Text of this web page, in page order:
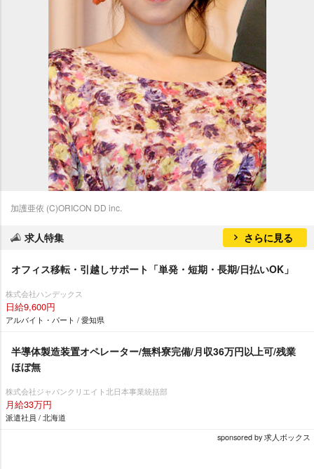
加護亜依 (C)ORICON DD inc.
求人特集 さらに見る
オフィス移転・引越しサポート「単発・短期・長期/日払いOK」
株式会社ハンデックス
日給9,600円
アルバイト・パート / 愛知県
半導体製造装置オペレーター/無料寮完備/月収36万円以上可/残業
ほぼ無
株式会社ジャパンクリエイト北日本事業統括部
月給33万円
派遣社員 / 北海道
sponsored by 求人ボックス